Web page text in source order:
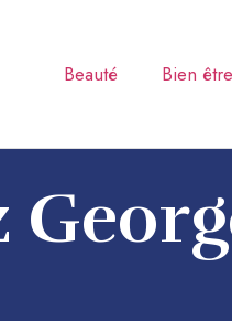
Beauté Bien